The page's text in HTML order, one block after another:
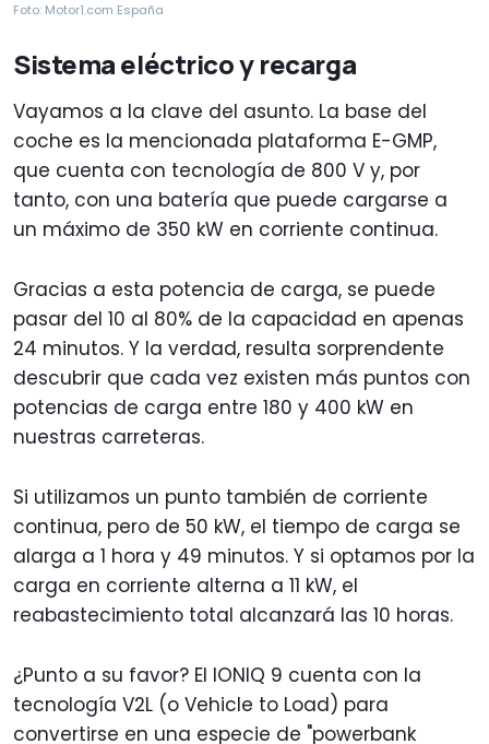
Foto: Motor1.com España
Sistema eléctrico y recarga
Vayamos a la clave del asunto. La base del
coche es la mencionada plataforma E-GMP,
que cuenta con tecnología de 800 V y, por
tanto, con una batería que puede cargarse a
un máximo de 350 kW en corriente continua.
Gracias a esta potencia de carga, se puede
pasar del 10 al 80% de la capacidad en apenas
24 minutos. Y la verdad, resulta sorprendente
descubrir que cada vez existen más puntos con
potencias de carga entre 180 y 400 kW en
nuestras carreteras.
Si utilizamos un punto también de corriente
continua, pero de 50 kW, el tiempo de carga se
alarga a 1 hora y 49 minutos. Y si optamos por la
carga en corriente alterna a 11 kW, el
reabastecimiento total alcanzará las 10 horas.
¿Punto a su favor? El IONIQ 9 cuenta con la
tecnología V2L (o Vehicle to Load) para
convertirse en una especie de "powerbank